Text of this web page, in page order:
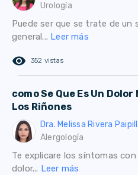
Urología
Puede ser que se trate de un
general... Leer más
remove_red_eye 352 vistas
como Se Que Es Un
Los Riñones
Dra. Melissa Rivera
Alergología
Te explicare los síntomas
dolor... Leer más